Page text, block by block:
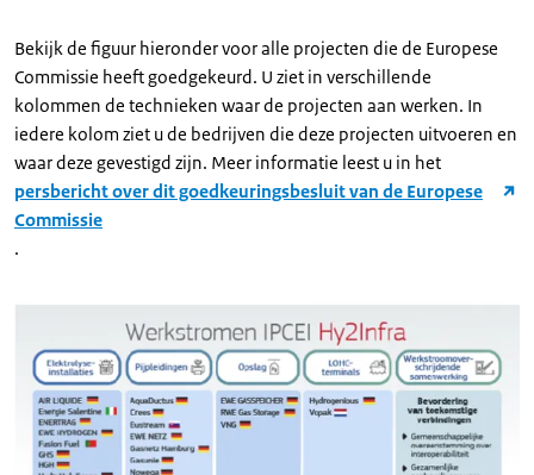
Bekijk de figuur hieronder voor alle projecten die de Europese
Commissie heeft goedgekeurd. U ziet in verschillende
kolommen de technieken waar de projecten aan werken. In
iedere kolom ziet u de bedrijven die deze projecten uitvoeren en
waar deze gevestigd zijn. Meer informatie leest u in het
persbericht over dit goedkeuringsbesluit van de Europese
Commissie
.